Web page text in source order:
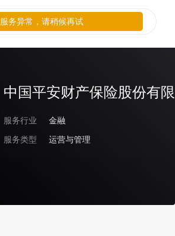
中国平安财产保险股份有
服务行业
金融
服务类型
运营与管理
服务异常，请稍候再试